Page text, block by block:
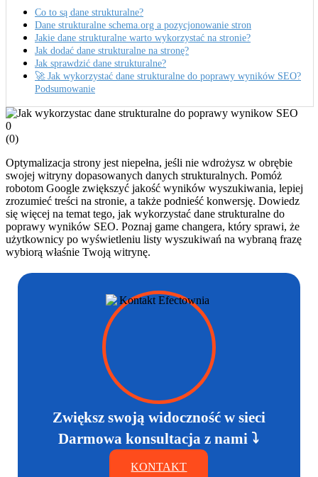
0
(0)
Optymalizacja strony jest niepełna, jeśli nie wdrożysz w obrębie
swojej witryny dopasowanych danych strukturalnych. Pomóż
robotom Google zwiększyć jakość wyników wyszukiwania, lepiej
zrozumieć treści na stronie, a także podnieść konwersję. Dowiedz
się więcej na temat tego, jak wykorzystać dane strukturalne do
poprawy wyników SEO. Poznaj game changera, który sprawi, że
użytkownicy po wyświetleniu listy wyszukiwań na wybraną frazę
wybiorą właśnie Twoją witrynę.
Zwiększ swoją widoczność w sieci
Darmowa konsultacja z nami ⤵
KONTAKT
Co to są dane strukturalne?
Dane strukturalne schema.org a pozycjonowanie stron
Jakie dane strukturalne warto wykorzystać na stronie?
Jak dodać dane strukturalne na stronę?
Jak sprawdzić dane strukturalne?
🚀 Jak wykorzystać dane strukturalne do poprawy wyników SEO?
Podsumowanie